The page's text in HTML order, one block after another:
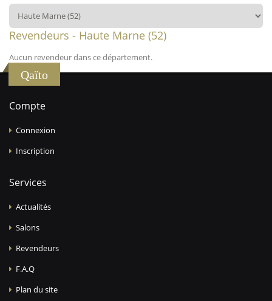
Revendeurs - Haute Marne (52)
Aucun revendeur dans ce département.
Qaïto
Compte
Connexion
Inscription
Services
Actualités
Salons
Revendeurs
F.A.Q
Plan du site